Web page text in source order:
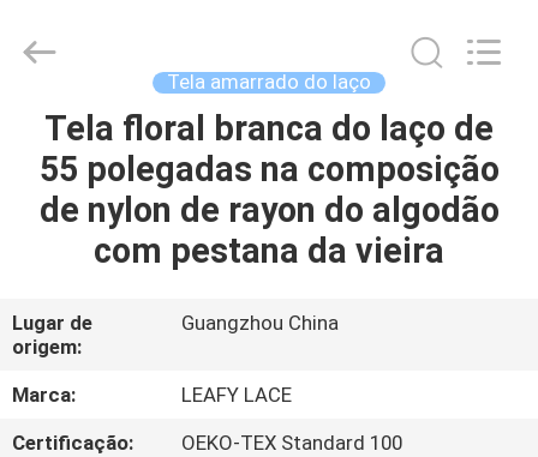
CASA
PRODUTOS
SOMOS
FÁBRICA
Textiles
Reserved.
Tela amarrado do laço
Tela floral branca do laço de
55 polegadas na composição
de nylon de rayon do algodão
com pestana da vieira
Lugar de
origem:
Guangzhou China
Marca:
LEAFY LACE
Certificação:
OEKO-TEX Standard 100